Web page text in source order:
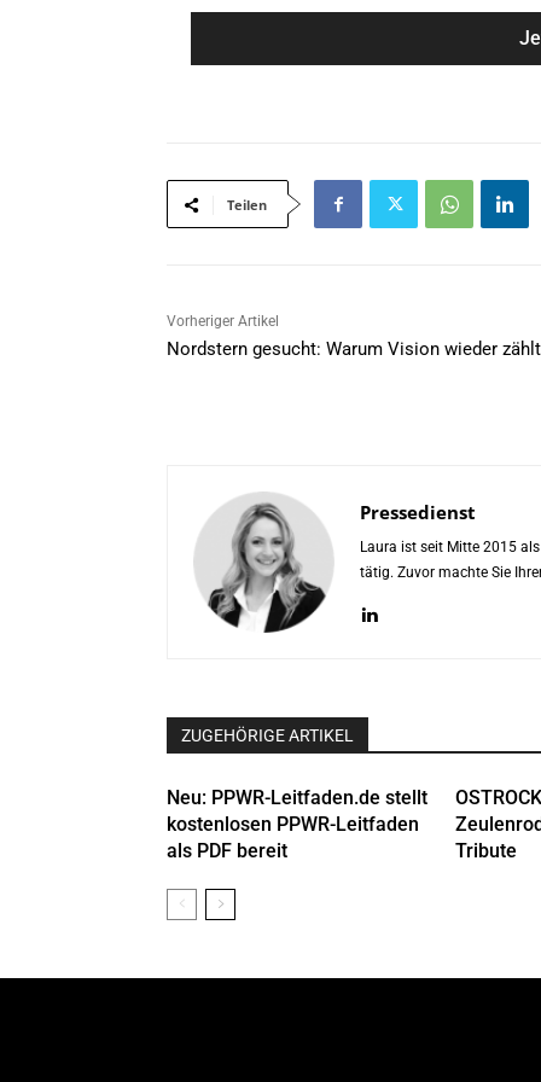
a
Teilen
Vorheriger Artikel
Nordstern gesucht: Warum Vision wieder zählt
Pressedienst
Laura ist seit Mitte 2015
tätig. Zuvor machte Sie
ZUGEHÖRIGE ARTIKEL
Neu: PPWR-Leitfaden.de stellt
kostenlosen PPWR-Leitfaden
als PDF bereit
Tribute